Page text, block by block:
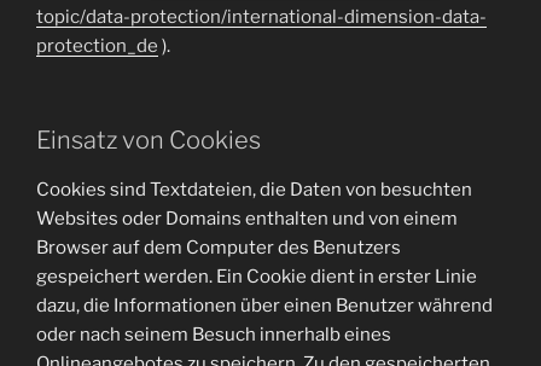
topic/data-protection/international-dimension-data-
protection_de ).
Einsatz von Cookies
Cookies sind Textdateien, die Daten von besuchten
Websites oder Domains enthalten und von einem
Browser auf dem Computer des Benutzers
gespeichert werden. Ein Cookie dient in erster Linie
dazu, die Informationen über einen Benutzer während
oder nach seinem Besuch innerhalb eines